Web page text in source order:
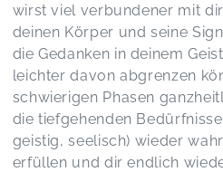
wirst viel verbundener mit
deinen Körper und seine
die Gedanken in deinem
leichter davon abgrenzen
schwierigen Phasen
die tiefgehenden
geistig, seelisch) wieder
erfüllen und dir endlich